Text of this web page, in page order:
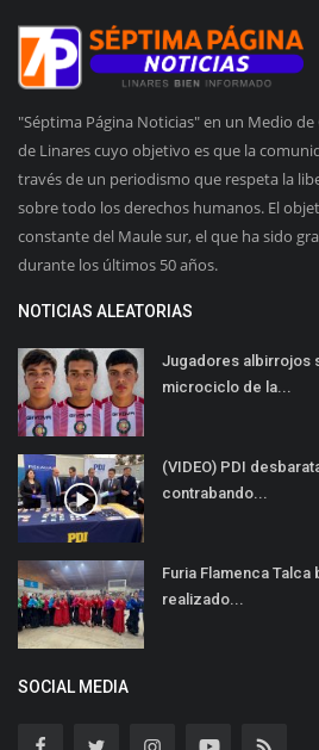
"Séptima Página Noticias" en un Medio
de Linares cuyo objetivo es que la
través de un periodismo que respeta la
sobre todo los derechos humanos. El
constante del Maule sur, el que ha sido
durante los últimos 50 años.
NOTICIAS ALEATORIAS
Jugadores albirrojos
microciclo de la...
(VIDEO) PDI
contrabando...
Furia Flamenca
realizado...
SOCIAL MEDIA